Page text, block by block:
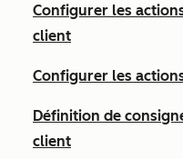
Configurer les
client
Configurer les
Définition de
client